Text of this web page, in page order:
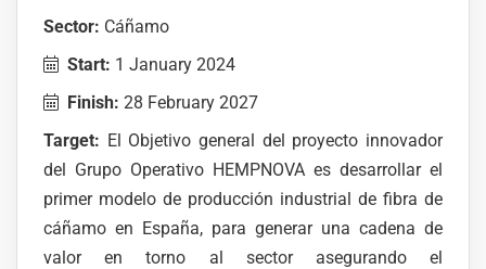
Sector: Cáñamo
Start: 1 January 2024
Finish: 28 February 2027
Target: El Objetivo general del proyecto innovador
del Grupo Operativo HEMPNOVA es desarrollar el
primer modelo de producción industrial de fibra de
cáñamo en España, para generar una cadena de
valor en torno al sector asegurando el